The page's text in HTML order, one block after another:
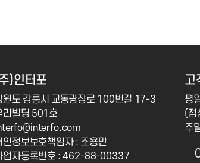
)인터포
원도 강릉시 교동광장로 100번길 17-3
리빌딩 501호
인정보보호책임자 : 조용만
업자등록번호 : 462-88-00337
고
평
(점
주